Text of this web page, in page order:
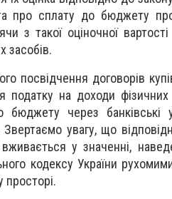
про сплату до бюджету
з такої оціночної
засобів.
посвідчення договорів
податку на доходи
через банківські
Звертаємо увагу, що
у значенні,
кодексу України
просторі.